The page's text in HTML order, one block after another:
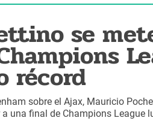
se
récord
sobre el Ajax, Mauricio
una final de Champions League